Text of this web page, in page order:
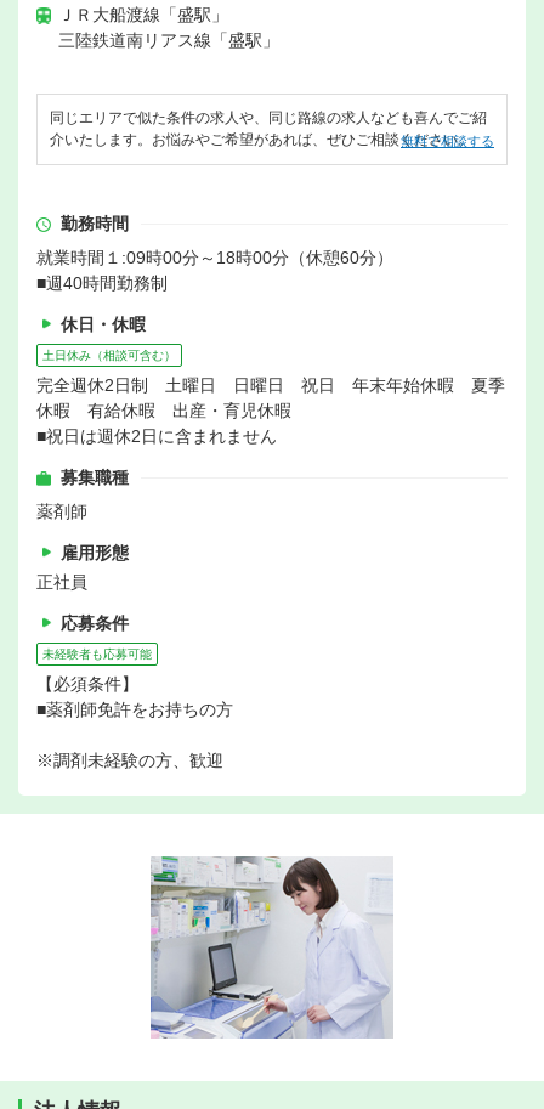
ＪＲ大船渡線「盛駅」
三陸鉄道南リアス線「盛駅」
同じエリアで似た条件の求人や、同じ路線の求人なども喜んでご紹
介いたします。お悩みやご希望があれば、ぜひご相談ください。
無料で相談する
勤務時間
就業時間１:09時00分～18時00分（休憩60分）
■週40時間勤務制
休日・休暇
土日休み（相談可含む）
完全週休2日制 土曜日 日曜日 祝日 年末年始休暇 夏季
休暇 有給休暇 出産・育児休暇
■祝日は週休2日に含まれません
募集職種
薬剤師
雇用形態
正社員
応募条件
未経験者も応募可能
【必須条件】
■薬剤師免許をお持ちの方
※調剤未経験の方、歓迎